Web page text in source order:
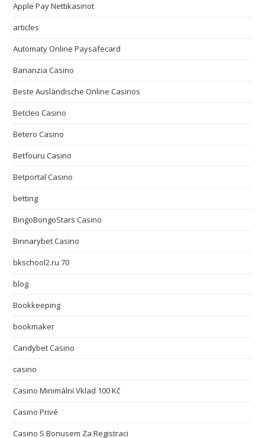
Apple Pay Nettikasinot
articles
Automaty Online Paysafecard
Bananzia Casino
Beste Ausländische Online Casinos
Betcleo Casino
Betero Casino
Betfouru Casino
Betportal Casino
betting
BingoBongoStars Casino
Binnarybet Casino
bkschool2.ru 70
blog
Bookkeeping
bookmaker
Candybet Casino
casino
Casino Minimální Vklad 100 Kč
Casino Privé
Casino S Bonusem Za Registraci